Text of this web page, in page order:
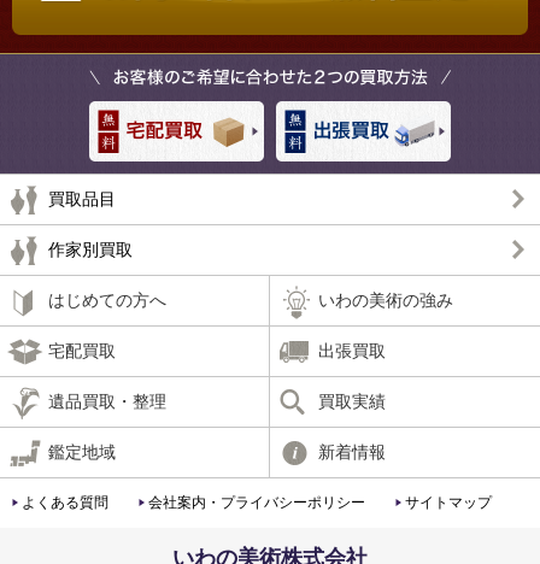
買取品目
作家別買取
はじめての方へ いわの美術の強み
宅配買取 出張買取
遺品買取・整理 買取実績
鑑定地域 新着情報
よくある質問 会社案内・プライバシーポリシー サイトマップ
いわの美術株式会社